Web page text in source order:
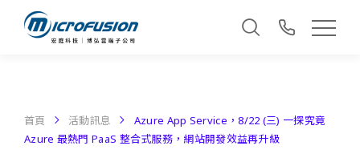
首頁 活動訊息
Azure App Service，8/22 (三) 一探究竟
Azure 最熱門 PaaS 整合式服務，網站開發效益再升級